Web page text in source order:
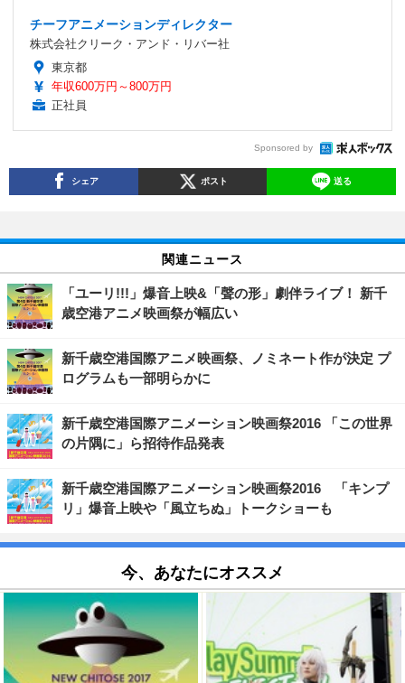
チーフアニメーションディレクター
株式会社クリーク・アンド・リバー社
東京都
年収600万円～800万円
正社員
Sponsored by
シェア ポスト 送る
関連ニュース
「ユーリ!!!」爆音上映&「聲の形」劇伴ライブ！ 新千
歳空港アニメ映画祭が幅広い
新千歳空港国際アニメ映画祭、ノミネート作が決定 プ
ログラムも一部明らかに
新千歳空港国際アニメーション映画祭2016 「この世界
の片隅に」ら招待作品発表
新千歳空港国際アニメーション映画祭2016 「キンプ
リ」爆音上映や「風立ちぬ」トークショーも
今、あなたにオススメ